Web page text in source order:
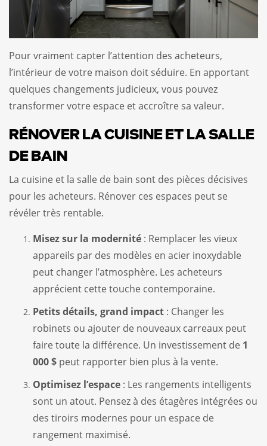
Pour vraiment capter l’attention des acheteurs,
l’intérieur de votre maison doit séduire. En apportant
quelques changements judicieux, vous pouvez
transformer votre espace et accroître sa valeur.
RÉNOVER LA CUISINE ET LA SALLE
DE BAIN
La cuisine et la salle de bain sont des pièces décisives
pour les acheteurs. Rénover ces espaces peut se
révéler très rentable.
Misez sur la modernité : Remplacer les vieux
appareils par des modèles en acier inoxydable
peut changer l’atmosphère. Les acheteurs
apprécient cette touche contemporaine.
Petits détails, grand impact : Changer les
robinets ou ajouter de nouveaux carreaux peut
faire toute la différence. Un investissement de 1
000 $ peut rapporter bien plus à la vente.
Optimisez l’espace : Les rangements intelligents
sont un atout. Pensez à des étagères intégrées ou
des tiroirs modernes pour un espace de
rangement maximisé.